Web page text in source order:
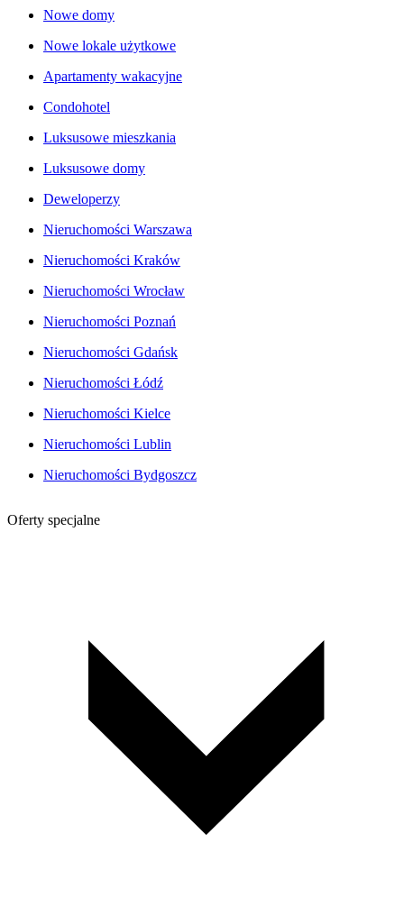
Nowe domy
Nowe lokale użytkowe
Apartamenty wakacyjne
Condohotel
Luksusowe mieszkania
Luksusowe domy
Deweloperzy
Nieruchomości Warszawa
Nieruchomości Kraków
Nieruchomości Wrocław
Nieruchomości Poznań
Nieruchomości Gdańsk
Nieruchomości Łódź
Nieruchomości Kielce
Nieruchomości Lublin
Nieruchomości Bydgoszcz
Oferty specjalne